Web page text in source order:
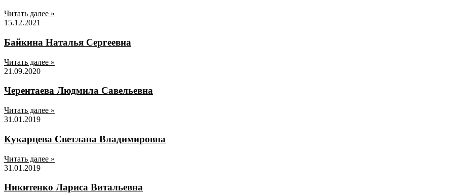
Читать далее »
15.12.2021
Байкина Наталья Сергеевна
Читать далее »
21.09.2020
Черентаева Людмила Савельевна
Читать далее »
31.01.2019
Кукарцева Светлана Владимировна
Читать далее »
31.01.2019
Никитенко Лариса Витальевна